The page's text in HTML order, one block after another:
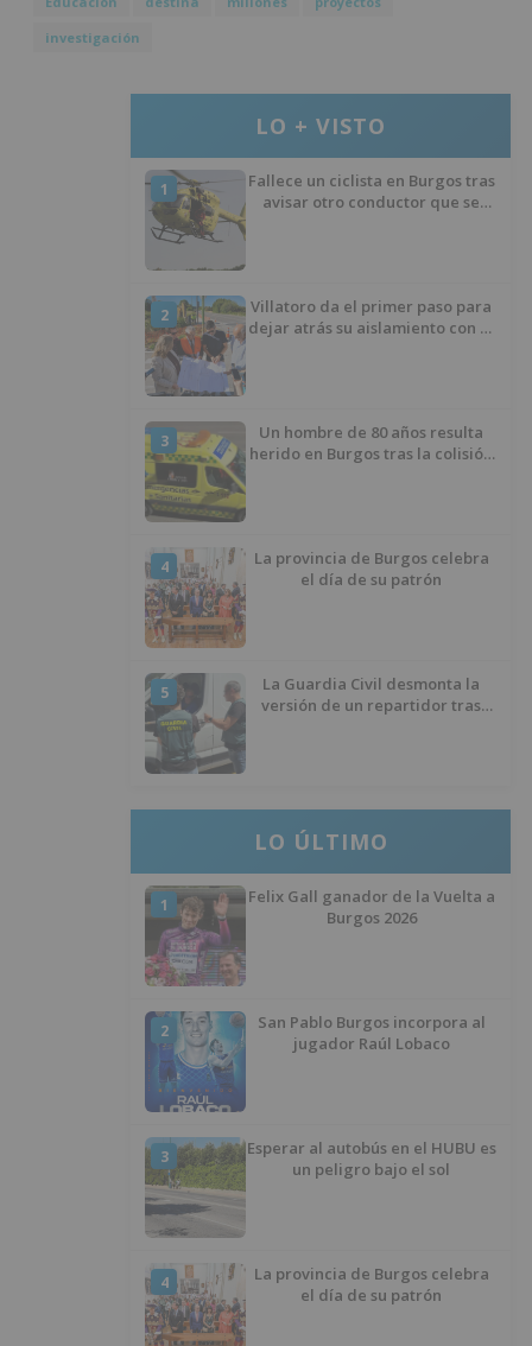
investigación
LO + VISTO
1
Fallece un ciclista en Burgos tras
avisar otro conductor que se
2
Villatoro da el primer paso para
dejar atrás su aislamiento con el
3
Un hombre de 80 años resulta
herido en Burgos tras la colisión
4
La provincia de Burgos celebra
el día de su patrón
5
La Guardia Civil desmonta la
versión de un repartidor tras
LO ÚLTIMO
1
Felix Gall ganador de la Vuelta a
Burgos 2026
2
San Pablo Burgos incorpora al
jugador Raúl Lobaco
3
Esperar al autobús en el HUBU es
un peligro bajo el sol
4
La provincia de Burgos celebra
el día de su patrón